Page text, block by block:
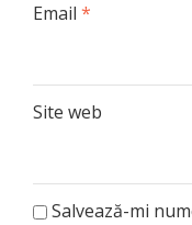
Email *
Site web
Salvează-mi